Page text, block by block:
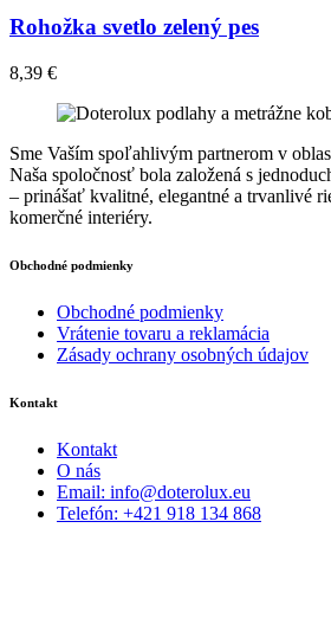
Rohožka svetlo zelený pes
8,39 €
Sme Vaším spoľahlivým partnerom v
Naša spoločnosť bola založená s
– prinášať kvalitné, elegantné a trvanlivé
komerčné interiéry.
Obchodné podmienky
Obchodné podmienky
Vrátenie tovaru a reklamácia
Zásady ochrany osobných údajov
Kontakt
Kontakt
O nás
Email: info@doterolux.eu
Telefón: +421 918 134 868